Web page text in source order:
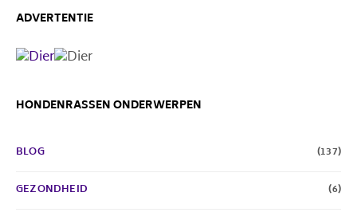
ADVERTENTIE
HONDENRASSEN ONDERWERPEN
BLOG (137)
GEZONDHEID (6)